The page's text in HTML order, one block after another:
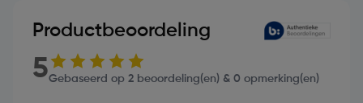
Productbeoordeling
5Gebaseerd op 2 beoordeling(en) & 0 opmerking(en)